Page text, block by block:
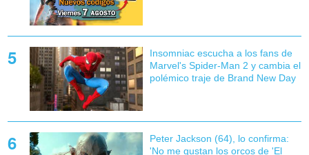
Insomniac escucha a los fans de
Marvel's Spider-Man 2 y cambia el
polémico traje de Brand New Day
Peter Jackson (64), lo confirma:
'No me gustan los orcos de 'El